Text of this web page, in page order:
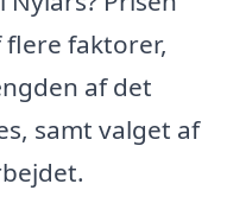
faktorer,
af det
samt valget af